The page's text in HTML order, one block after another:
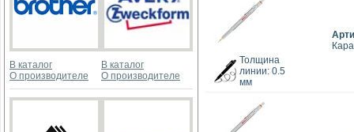
В каталог
О производителе
В каталог
О производителе
Толщина
линии: 0.5
мм